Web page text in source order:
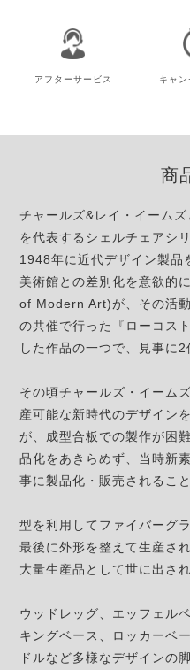
アフターサービス キャン
商
チャールズ&レイ・イーム
を代表するシェルチェアシ
1948年に近代デザイン製品
美術館との差別化を意欲的
of Modern Art)が、その活
の共催で行った『ローコス
した作品の一つで、見事に2
その頃チャールズ・イーム
産可能な新時代のデザイン
が、成型合板での製作が困
品化をあきらめず、当時新
事に製品化・販売されるこ
型を利用してファイバーグ
最後に外形を整えて生産さ
大量生産品として世に出さ
ウッドレッグ、エッフェル
キングベース、ロッカーベ
ドルなど多様なデザインの